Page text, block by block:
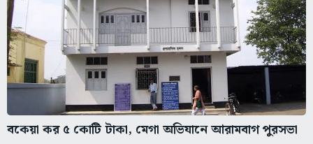
বকেয়া কর ৫ কোটি টাকা, মেগা অভিযানে আরামবাগ পুরসভা